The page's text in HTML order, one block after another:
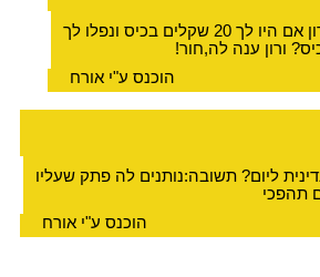
המורה שאלה את רון,רון אם היו לך 20 שקלים בכיס ונפלו לך
הוכנס ע"י אורח
ליום? תשובה:נותנים לה פתק שעליו
תהפכי
הוכנס ע"י אורח